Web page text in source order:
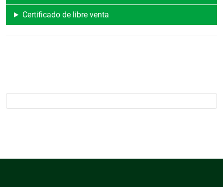
Certificado de libre venta